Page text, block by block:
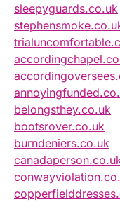
sleepyguards.co.uk
belongsthey.co.uk
bootsrover.co.uk
burndeniers.co.uk